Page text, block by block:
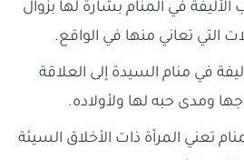
الأليفة في المنام بشارة لها بزوال
التي تعاني منها في الواقع.
في منام السيدة إلى العلاقة
ومدى حبه لها ولأولاده.
تعني المرأة ذات الأخلاق السيئة